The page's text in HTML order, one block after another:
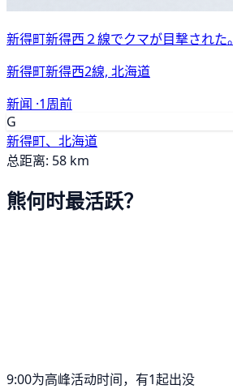
新得町新得西２線でクマが目撃された。
新得町新得西2線, 北海道
新闻 ·1周前
G
新得町、北海道
总距离: 58 km
熊何时最活跃？
9:00为高峰活动时间，有1起出没